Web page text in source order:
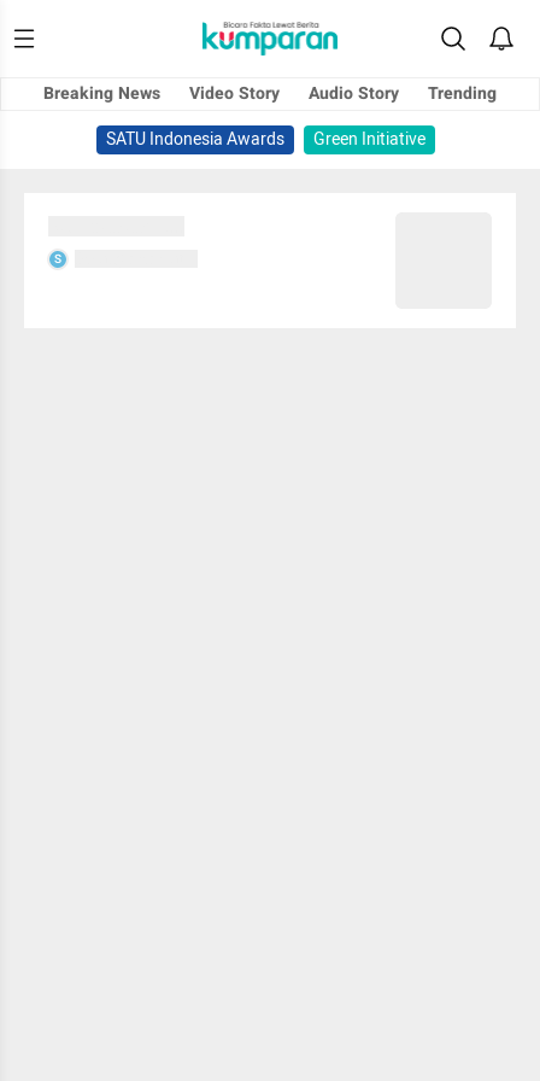
Breaking News Video Story Audio Story
Trending
SATU Indonesia Awards
Green Initiative
S